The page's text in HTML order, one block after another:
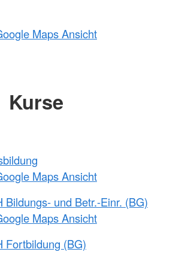
Maps Ansicht
Kurse
Maps Ansicht
Bildungs- und Betr.-Einr. (BG)
Maps Ansicht
Fortbildung (BG)